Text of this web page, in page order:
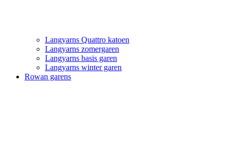
Langyarns Quattro katoen
Langyarns zomergaren
Langyarns basis garen
Langyarns winter garen
Rowan garens